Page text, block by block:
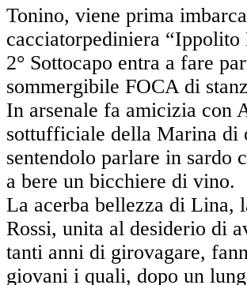
Tonino, viene prima
cacciatorpediniera
2° Sottocapo entra a fare
sommergibile FOCA di
In arsenale fa amicizia con
sottufficiale della Marina di
sentendolo parlare in sardo
a bere un bicchiere di vino.
La acerba bellezza di Lina,
Rossi, unita al desiderio di
tanti anni di girovagare,
giovani i quali, dopo un